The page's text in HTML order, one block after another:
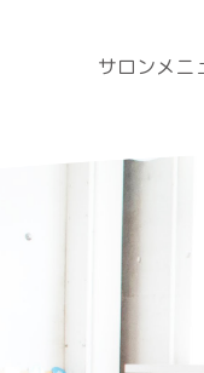
サロンメニ